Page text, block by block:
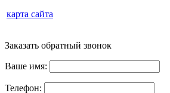
карта сайта
Заказать обратный звонок
Ваше имя:
Телефон: